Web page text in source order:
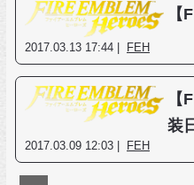
2017.03.13 17:44 | FEH
装
2017.03.09 12:03 | FEH